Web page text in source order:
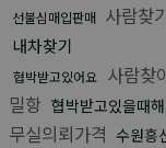
선불심매입판매 사람찾
내차찾기
협박받고있어요 사람찾
밀항 협박받고있을때
무실의뢰가격 수원흥